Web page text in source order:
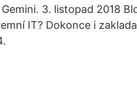
3. listopad 2018
IT? Dokonce i